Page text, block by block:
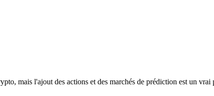
mais l'ajout des actions et des marchés de prédiction est un